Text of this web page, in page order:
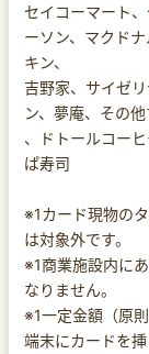
セイコーマート
ーソン、マクド
キン、
吉野家、サイゼ
ン、夢庵、その
、ドトールコー
ぱ寿司
※1カード現物の
は対象外です。
※1商業施設内に
なりません。
※1一定金額（原
端末にカードを